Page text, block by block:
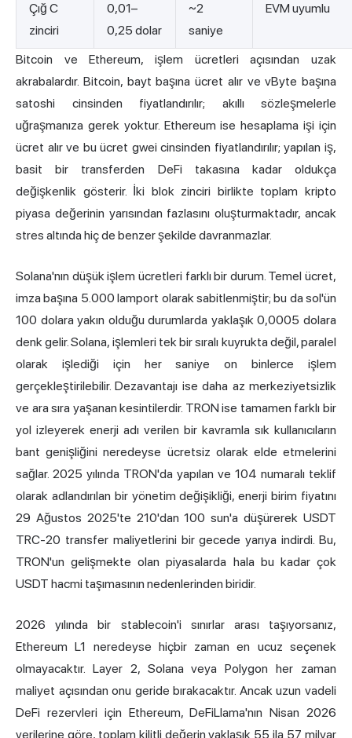
Çığ C
zinciri
0,01–
0,25 dolar
~2
saniye
EVM uyumlu
Bitcoin ve Ethereum, işlem ücretleri açısından uzak
akrabalardır. Bitcoin, bayt başına ücret alır ve vByte başına
satoshi cinsinden fiyatlandırılır; akıllı sözleşmelerle
uğraşmanıza gerek yoktur. Ethereum ise hesaplama işi için
ücret alır ve bu ücret gwei cinsinden fiyatlandırılır; yapılan iş,
basit bir transferden DeFi takasına kadar oldukça
değişkenlik gösterir. İki blok zinciri birlikte toplam kripto
piyasa değerinin yarısından fazlasını oluşturmaktadır, ancak
stres altında hiç de benzer şekilde davranmazlar.
Solana'nın düşük işlem ücretleri farklı bir durum. Temel ücret,
imza başına 5.000 lamport olarak sabitlenmiştir; bu da sol'ün
100 dolara yakın olduğu durumlarda yaklaşık 0,0005 dolara
denk gelir. Solana, işlemleri tek bir sıralı kuyrukta değil, paralel
olarak işlediği için her saniye on binlerce işlem
gerçekleştirilebilir. Dezavantajı ise daha az merkeziyetsizlik
ve ara sıra yaşanan kesintilerdir. TRON ise tamamen farklı bir
yol izleyerek enerji adı verilen bir kavramla sık kullanıcıların
bant genişliğini neredeyse ücretsiz olarak elde etmelerini
sağlar. 2025 yılında TRON'da yapılan ve 104 numaralı teklif
olarak adlandırılan bir yönetim değişikliği, enerji birim fiyatını
29 Ağustos 2025'te 210'dan 100 sun'a düşürerek USDT
TRC-20 transfer maliyetlerini bir gecede yarıya indirdi. Bu,
TRON'un gelişmekte olan piyasalarda hala bu kadar çok
USDT hacmi taşımasının nedenlerinden biridir.
2026 yılında bir stablecoin'i sınırlar arası taşıyorsanız,
Ethereum L1 neredeyse hiçbir zaman en ucuz seçenek
olmayacaktır. Layer 2, Solana veya Polygon her zaman
maliyet açısından onu geride bırakacaktır. Ancak uzun vadeli
DeFi rezervleri için Ethereum, DeFiLlama'nın Nisan 2026
verilerine göre, toplam kilitli değerin yaklaşık 55 ila 57 milyar